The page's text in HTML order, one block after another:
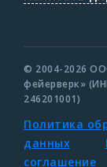
© 2004-2026
фейерверк»
246201001)
Политика
данных
соглашение